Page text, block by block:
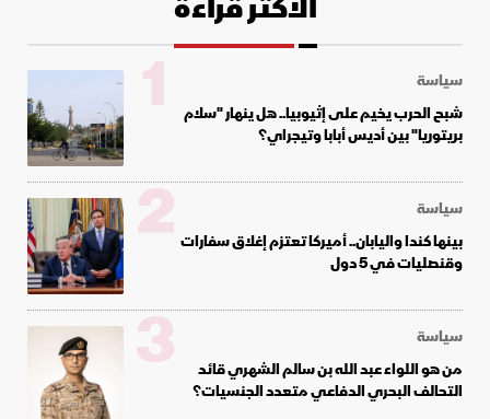
سياسة
شبح الحرب يخيم على إثيوبيا.. هل ينهار "سلام
بريتوريا" بين أديس أبابا وتيجراي؟
1
سياسة
بينها كندا واليابان.. أميركا تعتزم إغلاق سفارات
وقنصليات في 5 دول
2
سياسة
من هو اللواء عبد الله بن سالم الشهري قائد
التحالف البحري الدفاعي متعدد الجنسيات؟
3